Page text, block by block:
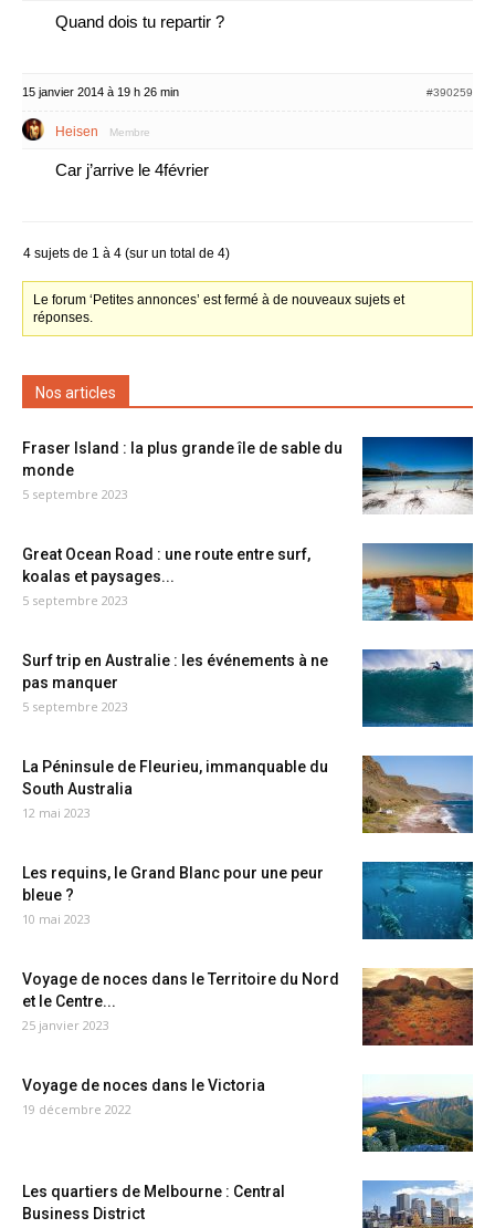
Quand dois tu repartir ?
15 janvier 2014 à 19 h 26 min #390259
Heisen Membre
Car j’arrive le 4février
4 sujets de 1 à 4 (sur un total de 4)
Le forum ‘Petites annonces’ est fermé à de nouveaux sujets et
réponses.
Nos articles
Fraser Island : la plus grande île de sable du
monde
5 septembre 2023
Great Ocean Road : une route entre surf,
koalas et paysages...
5 septembre 2023
Surf trip en Australie : les événements à ne
pas manquer
5 septembre 2023
La Péninsule de Fleurieu, immanquable du
South Australia
12 mai 2023
Les requins, le Grand Blanc pour une peur
bleue ?
10 mai 2023
Voyage de noces dans le Territoire du Nord
et le Centre...
25 janvier 2023
Voyage de noces dans le Victoria
19 décembre 2022
Les quartiers de Melbourne : Central
Business District